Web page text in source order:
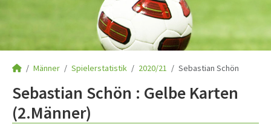
Männer Spielerstatistik 2020/21 Sebastian Schön
Sebastian Schön : Gelbe Karten
(2.Männer)